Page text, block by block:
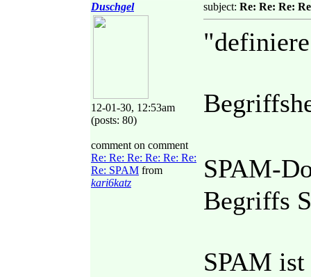
Duschgel
12-01-30, 12:53am
(posts: 80)
comment on comment
Re: Re: Re: Re: Re: Re:
Re: SPAM from
kari6katz
subject: Re: Re: Re:
SPAM-
Begriffs
SPAM